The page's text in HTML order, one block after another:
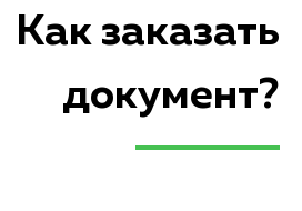
Как заказать
документ?